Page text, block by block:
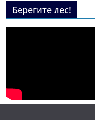
Берегите лес!